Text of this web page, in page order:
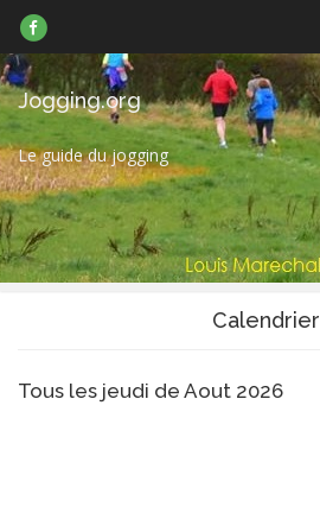
sur
Facebook
Jogging.org
Le guide du jogging
Calendrier
Tous les jeudi de Aout 2026